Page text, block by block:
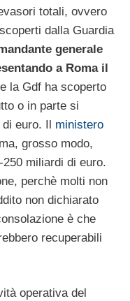
totali, ovvero
dalla Guardia
generale
a Roma il
la Gdf ha scoperto
o in parte si
euro. Il ministero
grosso modo,
miliardi di euro.
perchè molti non
non dichiarato
è che
recuperabili
operativa del